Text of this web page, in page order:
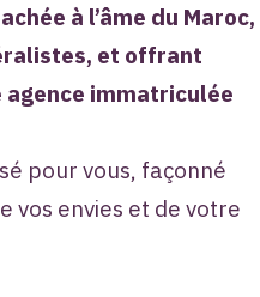
à l’âme du Maroc,
et offrant
agence immatriculée
pour vous, façonné
vos envies et de votre